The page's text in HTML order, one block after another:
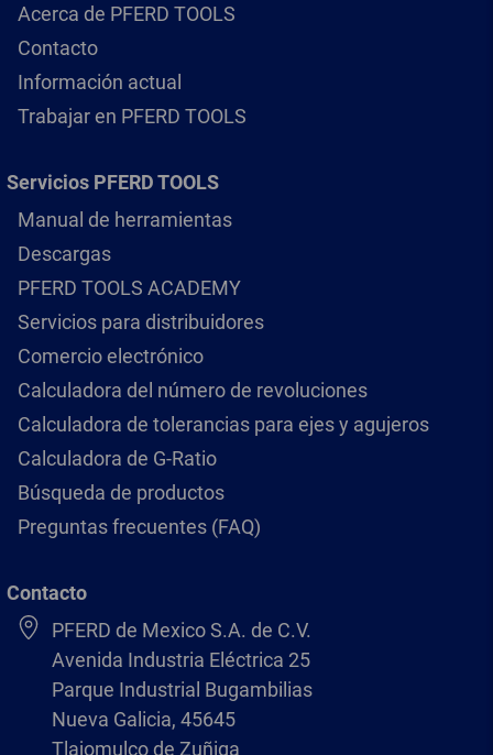
Acerca de PFERD TOOLS
Contacto
Información actual
Trabajar en PFERD TOOLS
Servicios PFERD TOOLS
Manual de herramientas
Descargas
PFERD TOOLS ACADEMY
Servicios para distribuidores
Comercio electrónico
Calculadora del número de revoluciones
Calculadora de tolerancias para ejes y agujeros
Calculadora de G-Ratio
Búsqueda de productos
Preguntas frecuentes (FAQ)
Contacto
PFERD de Mexico S.A. de C.V.
Avenida Industria Eléctrica 25
Parque Industrial Bugambilias
Nueva Galicia, 45645
Tlajomulco de Zuñiga